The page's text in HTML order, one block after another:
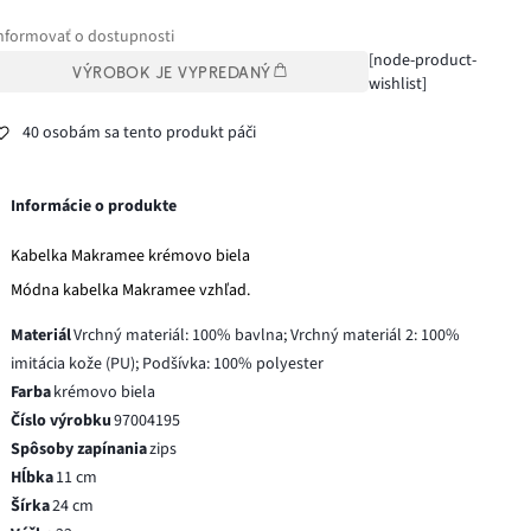
o dostupnosti
VÝROBOK JE VYPREDANÝ
[node-product-
wishlist]
40 osobám sa tento produkt páči
Informácie o produkte
Kabelka Makramee krémovo biela
Módna kabelka Makramee vzhľad.
MateriálVrchný materiál: 100% bavlna; Vrchný materiál 2: 100%
imitácia kože (PU); Podšívka: 100% polyester
Farbakrémovo biela
Číslo výrobku97004195
Spôsoby zapínaniazips
Hĺbka11 cm
Šírka24 cm